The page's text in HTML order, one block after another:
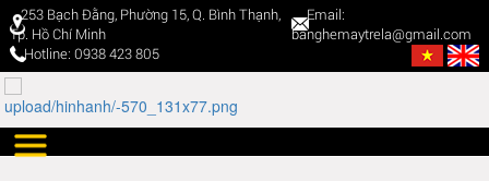
253 Bạch Đằng, Phường 15, Q. Bình Thạnh,
Tp. Hồ Chí Minh
Email:
banghemaytrela@gmail.com
Hotline: 0938 423 805